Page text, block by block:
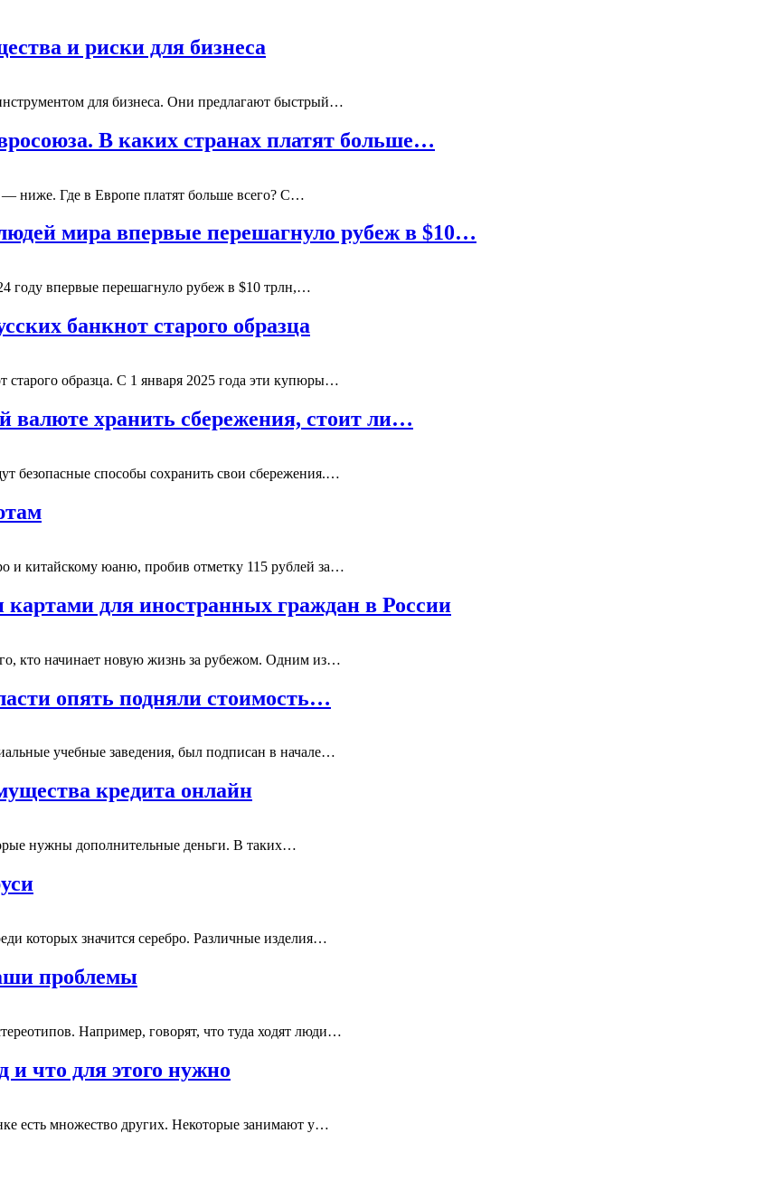
и риски для бизнеса
для бизнеса. Они предлагают быстрый…
В каких странах платят больше…
— ниже. Где в Европе платят больше всего? С…
мира впервые перешагнуло рубеж в $10…
году впервые перешагнуло рубеж в $10 трлн,…
банкнот старого образца
старого образца. С 1 января 2025 года эти купюры…
валюте хранить сбережения, стоит ли…
безопасные способы сохранить свои сбережения.…
и китайскому юаню, пробив отметку 115 рублей за…
для иностранных граждан в России
кто начинает новую жизнь за рубежом. Одним из…
опять подняли стоимость…
учебные заведения, был подписан в начале…
кредита онлайн
нужны дополнительные деньги. В таких…
которых значится серебро. Различные изделия…
проблемы
Например, говорят, что туда ходят люди…
и что для этого нужно
есть множество других. Некоторые занимают у…